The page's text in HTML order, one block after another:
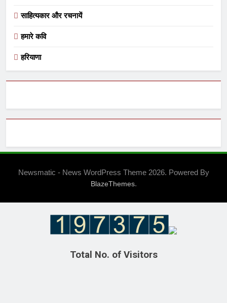
साहित्यकार और रचनायें
हमारे कवि
हरियाणा
Newsmatic - News WordPress Theme 2026. Powered By
BlazeThemes.
Total No. of Visitors